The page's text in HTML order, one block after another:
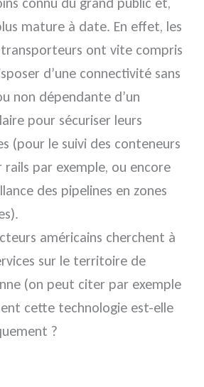
mature à date. En effet, les
ont vite compris
d’une connectivité sans
non dépendante d’un
pour sécuriser leurs
(pour le suivi des conteneurs
rails par exemple, ou encore
des pipelines en zones
américains cherchent à
sur le territoire de
(on peut citer par exemple
cette technologie est-elle
?